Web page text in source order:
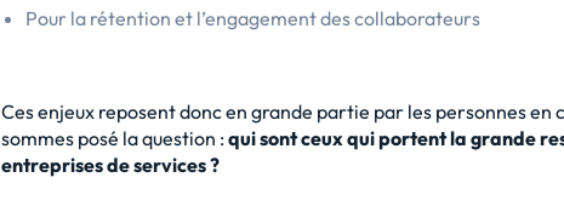
Pour la rétention et l’engagement des collaborateurs
Ces enjeux reposent donc en grande partie par les personnes en
sommes posé la question :qui sont ceux qui portent la grande
entreprises de services ?